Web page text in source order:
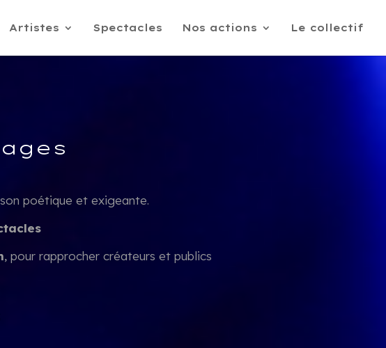
Artistes Spectacles Nos actions Le collectif
poétique et exigeante.
, pour rapprocher créateurs et publics